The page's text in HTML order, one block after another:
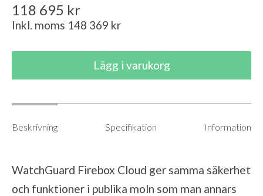
118 695 kr
Inkl. moms 148 369 kr
Beskrivning Specifikation Information
WatchGuard Firebox Cloud ger samma säkerhet
och funktioner i publika moln som man annars